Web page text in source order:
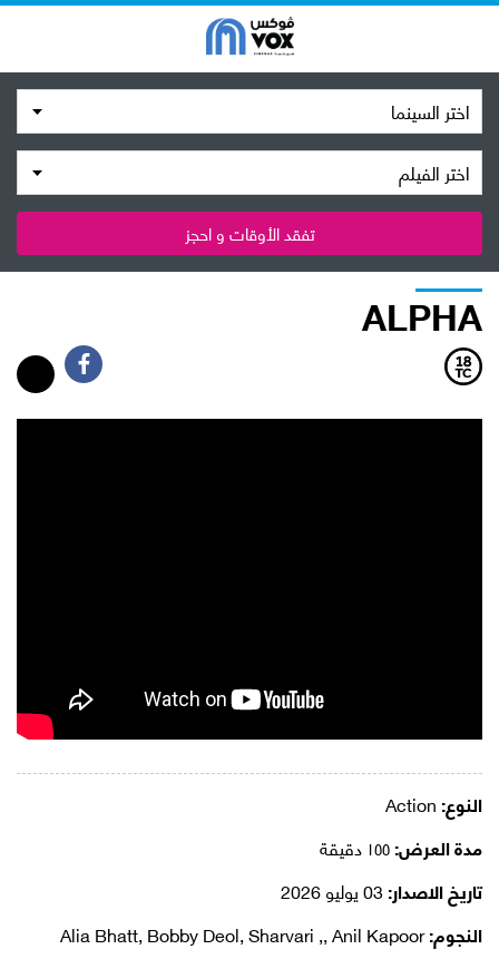
اختر السينما
اختر الفيلم
تفقد الأوقات و احجز
ALPHA
النوع:
مدة العرض:
تاريخ الاصدار:
النجوم:Alia Bhatt, Bobby Deol, Sharvari ,, Anil Kapoor